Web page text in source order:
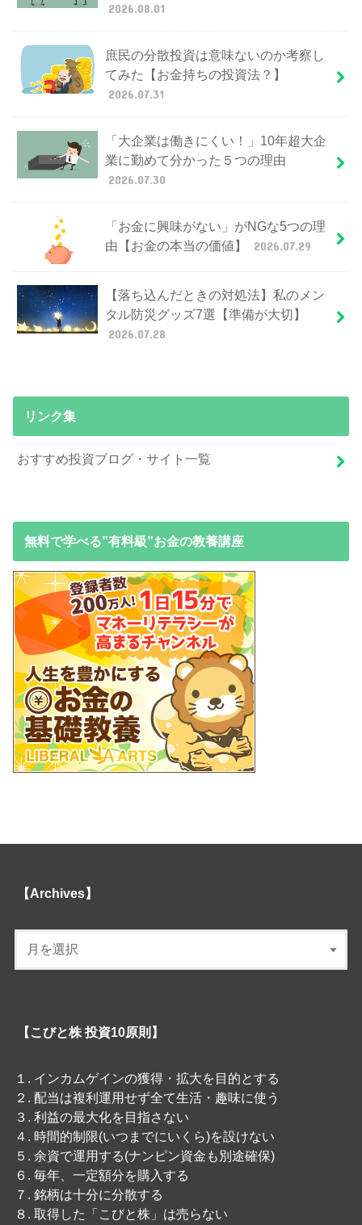
2026.08.01
庶民の分散投資は意味ないのか考察し
てみた【お金持ちの投資法？】
2026.07.31
「大企業は働きにくい！」10年超大企
業に勤めて分かった５つの理由
2026.07.30
「お金に興味がない」がNGな5つの理
由【お金の本当の価値】
2026.07.29
【落ち込んだときの対処法】私のメン
タル防災グッズ7選【準備が大切】
2026.07.28
リンク集
おすすめ投資ブログ・サイト一覧
無料で学べる”有料級”お金の教養講座
【Archives】
【こびと株 投資10原則】
１. インカムゲインの獲得・拡大を目的とする
２. 配当は複利運用せず全て生活・趣味に使う
３. 利益の最大化を目指さない
４. 時間的制限(いつまでにいくら)を設けない
５. 余資で運用する(ナンピン資金も別途確保)
６. 毎年、一定額分を購入する
７. 銘柄は十分に分散する
８. 取得した「こびと株」は売らない